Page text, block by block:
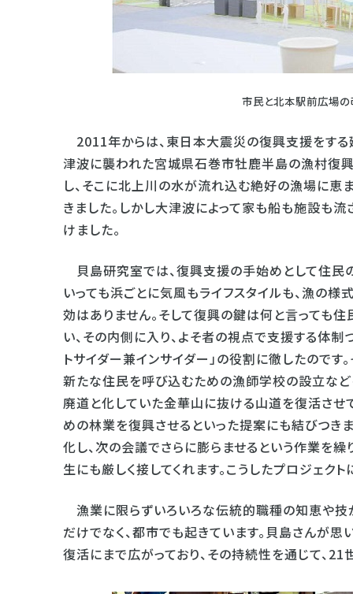
市民と北本駅前広場の
2011年からは、東日本大震災の復興支援をする
津波に襲われた宮城県石巻市牡鹿半島の漁村復
し、そこに北上川の水が流れ込む絶好の漁場に恵
きました。しかし大津波によって家も船も施設も
けました。
貝島研究室では、復興支援の手始めとして住民
いっても浜ごとに気風もライフスタイルも、漁の
効はありません。そして復興の鍵は何と言っても
い、その内側に入り、よそ者の視点で支援する体
トサイダー兼インサイダー」の役割に徹したのです
新たな住民を呼び込むための漁師学校の設立など
廃道と化していた金華山に抜ける山道を復活させ
めの林業を復興させるといった提案にも結びつき
化し、次の会議でさらに膨らませるという作業を
生にも厳しく接してくれます。こうしたプロジェク
漁業に限らずいろいろな伝統的職種の知恵や技
だけでなく、都市でも起きています。貝島さんが
復活にまで広がっており、その持続性を通じて、